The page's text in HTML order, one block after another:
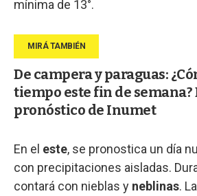
mínima de 13°.
De campera y paraguas:
tiempo este fin de semana?
pronóstico de Inumet
En el este, se pronostica un día
con precipitaciones aisladas.
contará con nieblas y neblinas.